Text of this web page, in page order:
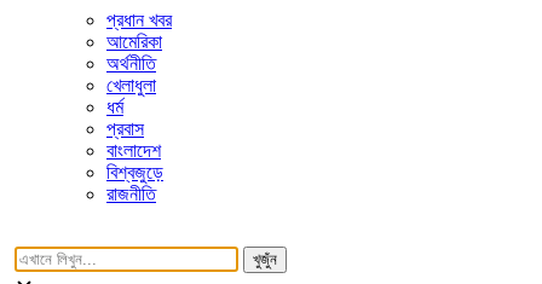
প্রধান খবর
আমেরিকা
অর্থনীতি
খেলাধুলা
ধর্ম
প্রবাস
বাংলাদেশ
বিশ্বজুড়ে
রাজনীতি
খুজুঁন